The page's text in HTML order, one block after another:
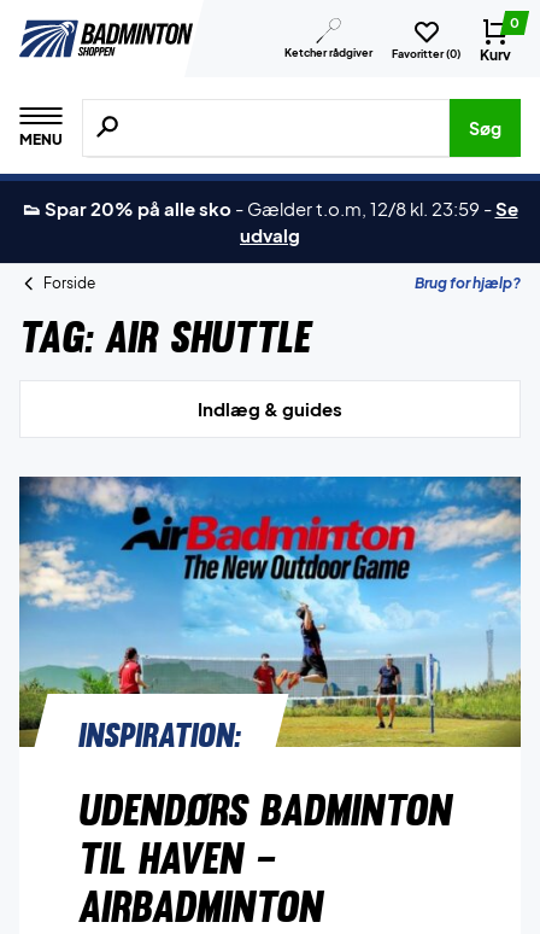
Ketcher rådgiver Favoritter (0)
0
Kurv
MENU
Søg efter produkter, mærker etc.
Søg
👟 Spar 20% på alle sko - Gælder t.o.m, 12/8 kl. 23:59 -Se
udvalg
Forside Brug for hjælp?
Tag: Air Shuttle
Indlæg & guides
Inspiration:
Udendørs badminton
til haven –
AirBadminton